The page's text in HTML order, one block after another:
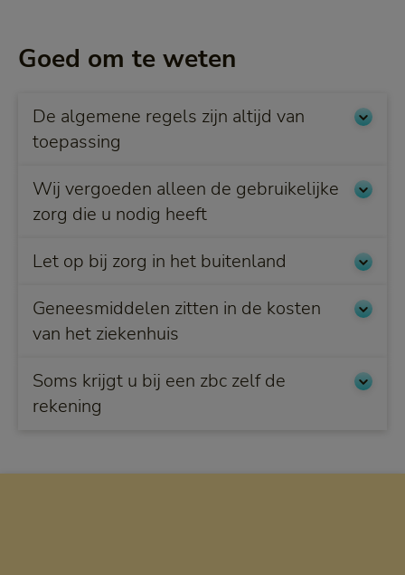
Goed om te weten
De algemene regels zijn altijd van
toepassing
Wij vergoeden alleen de gebruikelijke
zorg die u nodig heeft
Let op bij zorg in het buitenland
Geneesmiddelen zitten in de kosten
van het ziekenhuis
Soms krijgt u bij een zbc zelf de
rekening